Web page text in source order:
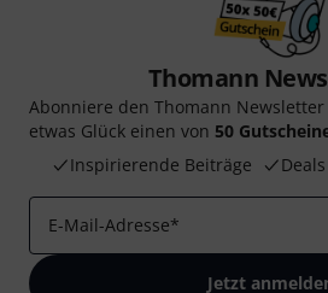
Thomann
Abonniere den Thomann
etwas Glück einen von 50
Inspirierende Beiträge
Deals
E-Mail-Adresse*
Jetzt